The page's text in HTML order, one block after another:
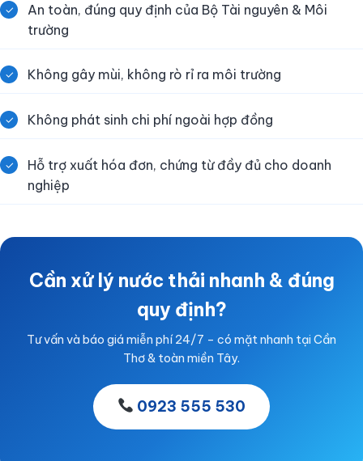
✓
An toàn, đúng quy định của Bộ Tài nguyên & Môi
trường
✓ Không gây mùi, không rò rỉ ra môi trường
✓ Không phát sinh chi phí ngoài hợp đồng
✓
Hỗ trợ xuất hóa đơn, chứng từ đầy đủ cho doanh
nghiệp
Cần xử lý nước thải nhanh & đúng
quy định?
Tư vấn và báo giá miễn phí 24/7 – có mặt nhanh tại Cần
Thơ & toàn miền Tây.
0923 555 530